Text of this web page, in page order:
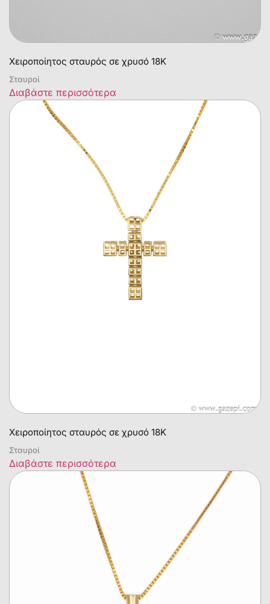
Χειροποίητος σταυρός σε χρυσό 18Κ
Σταυροί
Διαβάστε περισσότερα
Χειροποίητος σταυρός σε χρυσό 18Κ
Σταυροί
Διαβάστε περισσότερα